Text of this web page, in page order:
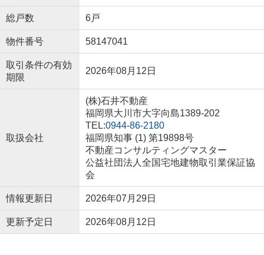
総戸数 6戸
物件番号 58147041
取引条件の有効
期限
2026年08月12日
取扱会社
(株)石井不動産
福岡県大川市大字向島1389-202
TEL:0944-86-2180
福岡県知事 (1) 第19898号
不動産コンサルティングマスター
公益社団法人全国宅地建物取引業保証協
会
情報更新日 2026年07月29日
更新予定日 2026年08月12日